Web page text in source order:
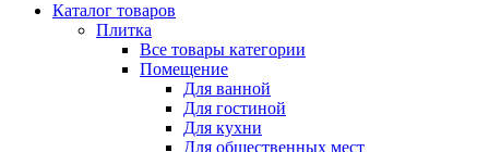
Каталог товаров
Плитка
Все товары категории
Помещение
Для ванной
Для гостиной
Для кухни
Для общественных мест